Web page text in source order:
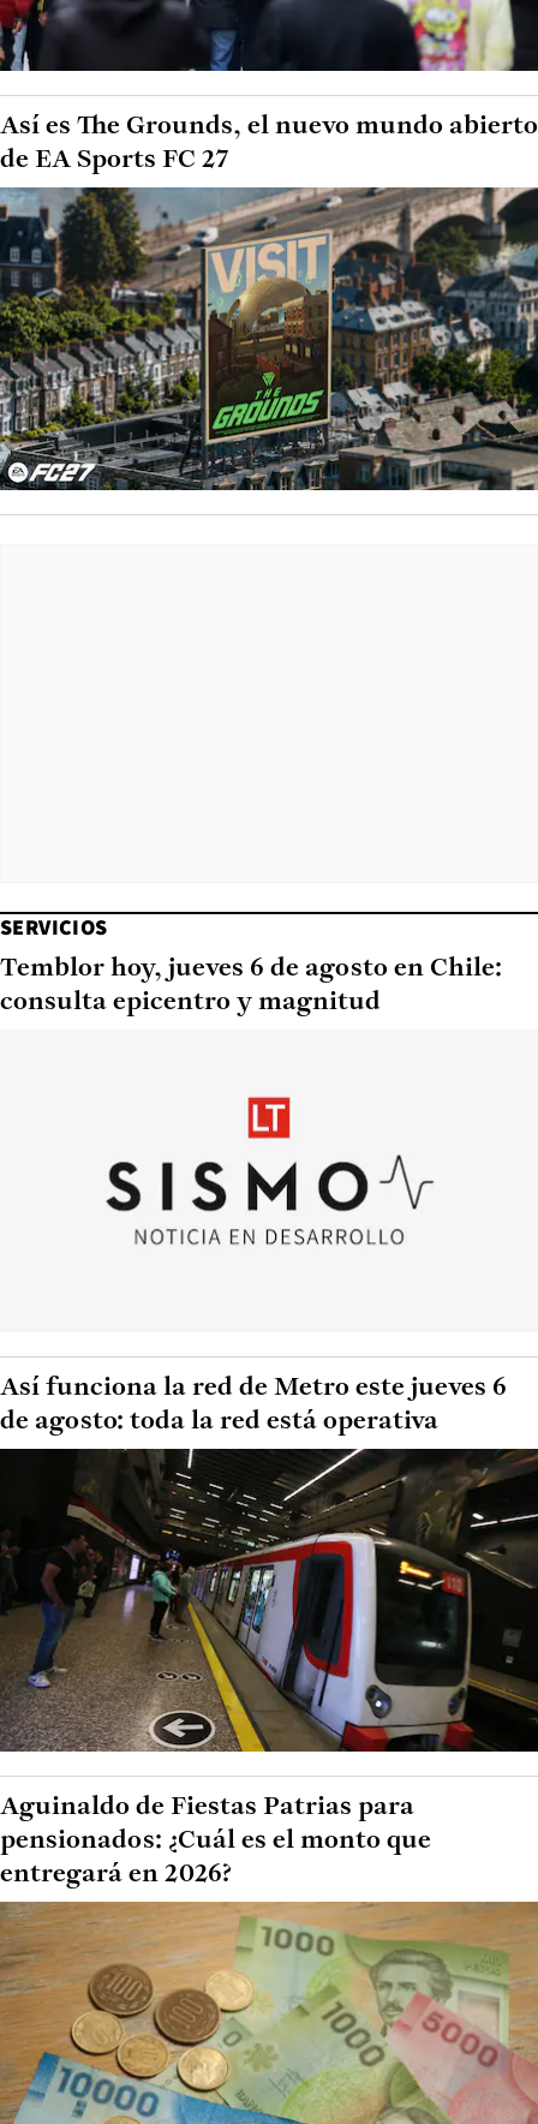
Así es The Grounds, el nuevo mundo abierto
de EA Sports FC 27
SERVICIOS
Temblor hoy, jueves 6 de agosto en Chile:
consulta epicentro y magnitud
Así funciona la red de Metro este jueves 6
de agosto: toda la red está operativa
Aguinaldo de Fiestas Patrias para
pensionados: ¿Cuál es el monto que
entregará en 2026?